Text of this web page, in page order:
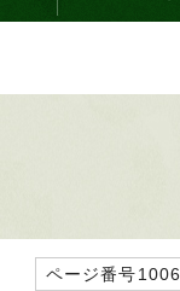
ページ番号